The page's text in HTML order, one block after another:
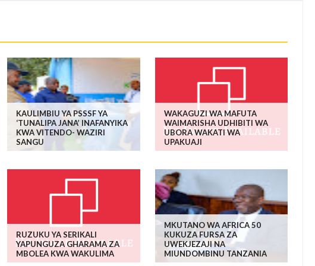
KAULIMBIU YA PSSSF YA
‘TUNALIPA JANA’ INAFANYIKA
KWA VITENDO- WAZIRI
SANGU
WAKAGUZI WA MAFUTA
WAIMARISHA UDHIBITI WA
UBORA WAKATI WA
UPAKUAJI
RUZUKU YA SERIKALI
YAPUNGUZA GHARAMA ZA
MBOLEA KWA WAKULIMA
MKUTANO WA AFRICA 50
KUKUZA FURSA ZA
UWEKJEZAJI NA
MIUNDOMBINU TANZANIA